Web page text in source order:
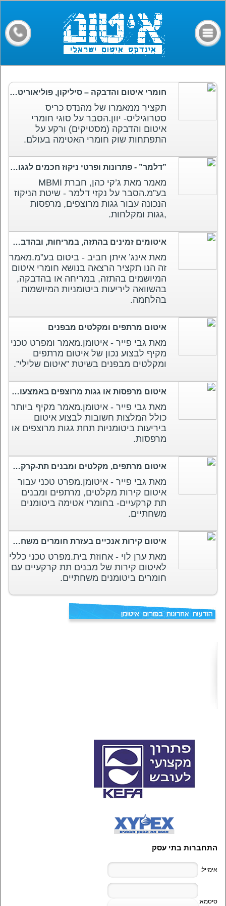
חומרי איטום והדבקה – סיליקון, פוליאוריטן, אקרילי, פולימר MS
תקציר ממאמרו של מהנדס כריס
סטרוגיליס- יוון.הסבר על סוגי חומרי
איטום והדבקה (מסטיקים) ורקע על
התפתחות שוק חומרי האטימה בעולם.
”דלמר” - פתרונות ופרטי ניקוז חכמים לגגות מרפסות ורצפות
מאמר מאת ג’קי כהן, חברת MBMI
בע”מ.הסבר על נקזי דלמר - שיטת הניקוז
הנכונה עבור גגות מרוצפים, מרפסות
,גגות ומקלחות.
איטומים זמינים בהתזה, במריחות, ובהדבקה בהשוואה ליריעות.
מאת אינג’ איתן חביב - ביטום בע”מ.מאמר
זה הנו תקציר הרצאה בנושא חומרי איטום
המיושמים בהתזה, במריחה או בהדבקה,
בהשוואה ליריעות ביטומניות המיושמות
בהלחמה.
איטום מרתפים ומקלטים מבפנים
מאת גבי פייר - איטומן.מאמר ומפרט טכני
מקיף לבצוע נכון של איטום מרתפים
ומקלטים מבפנים בשיטת ”איטום שלילי”.
איטום מרפסות או גגות מרוצפים באמצעות יריעות ביטומניות
מאת גבי פייר - איטומן.מאמר מקיף ביותר
כולל המלצות חשובות לבצוע איטום
ביריעות ביטומניות תחת גגות מרוצפים או
מרפסות.
איטום מרתפים, מקלטים ומבנים תת-קרקעים בחומרים ביטומנים משחתיים
מאת גבי פייר - איטומן.מפרט טכני עבור
איטום קירות מקלטים, מרתפים ומבנים
תת קרקעיים- בחומרי אטימה ביטומנים
משחתיים.
איטום קירות אנכיים בעזרת חומרים משחתיים
מאת ערן לוי - אחוזת בית.מפרט טכני כללי
לאיטום קירות של מבנים תת קרקעיים עם
חומרים ביטומנים משחתיים.
התחברות בתי עסק
אימייל:
סיסמא:
קבלני איטום
פורום